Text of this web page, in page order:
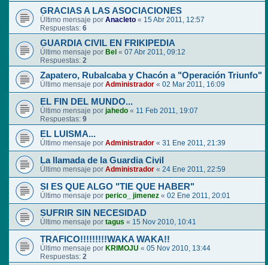
GRACIAS A LAS ASOCIACIONES
Último mensaje por Anacleto « 15 Abr 2011, 12:57
Respuestas: 6
GUARDIA CIVIL EN FRIKIPEDIA
Último mensaje por Bel « 07 Abr 2011, 09:12
Respuestas: 2
Zapatero, Rubalcaba y Chacón a "Operación Triunfo"
Último mensaje por Administrador « 02 Mar 2011, 16:09
EL FIN DEL MUNDO...
Último mensaje por jahedo « 11 Feb 2011, 19:07
Respuestas: 9
EL LUISMA...
Último mensaje por Administrador « 31 Ene 2011, 21:39
La llamada de la Guardia Civil
Último mensaje por Administrador « 24 Ene 2011, 22:59
SI ES QUE ALGO "TIE QUE HABER"
Último mensaje por perico_ jimenez « 02 Ene 2011, 20:01
SUFRIR SIN NECESIDAD
Último mensaje por tagus « 15 Nov 2010, 10:41
TRAFICO!!!!!!!!!WAKA WAKA!!
Último mensaje por KRIMOJU « 05 Nov 2010, 13:44
Respuestas: 2